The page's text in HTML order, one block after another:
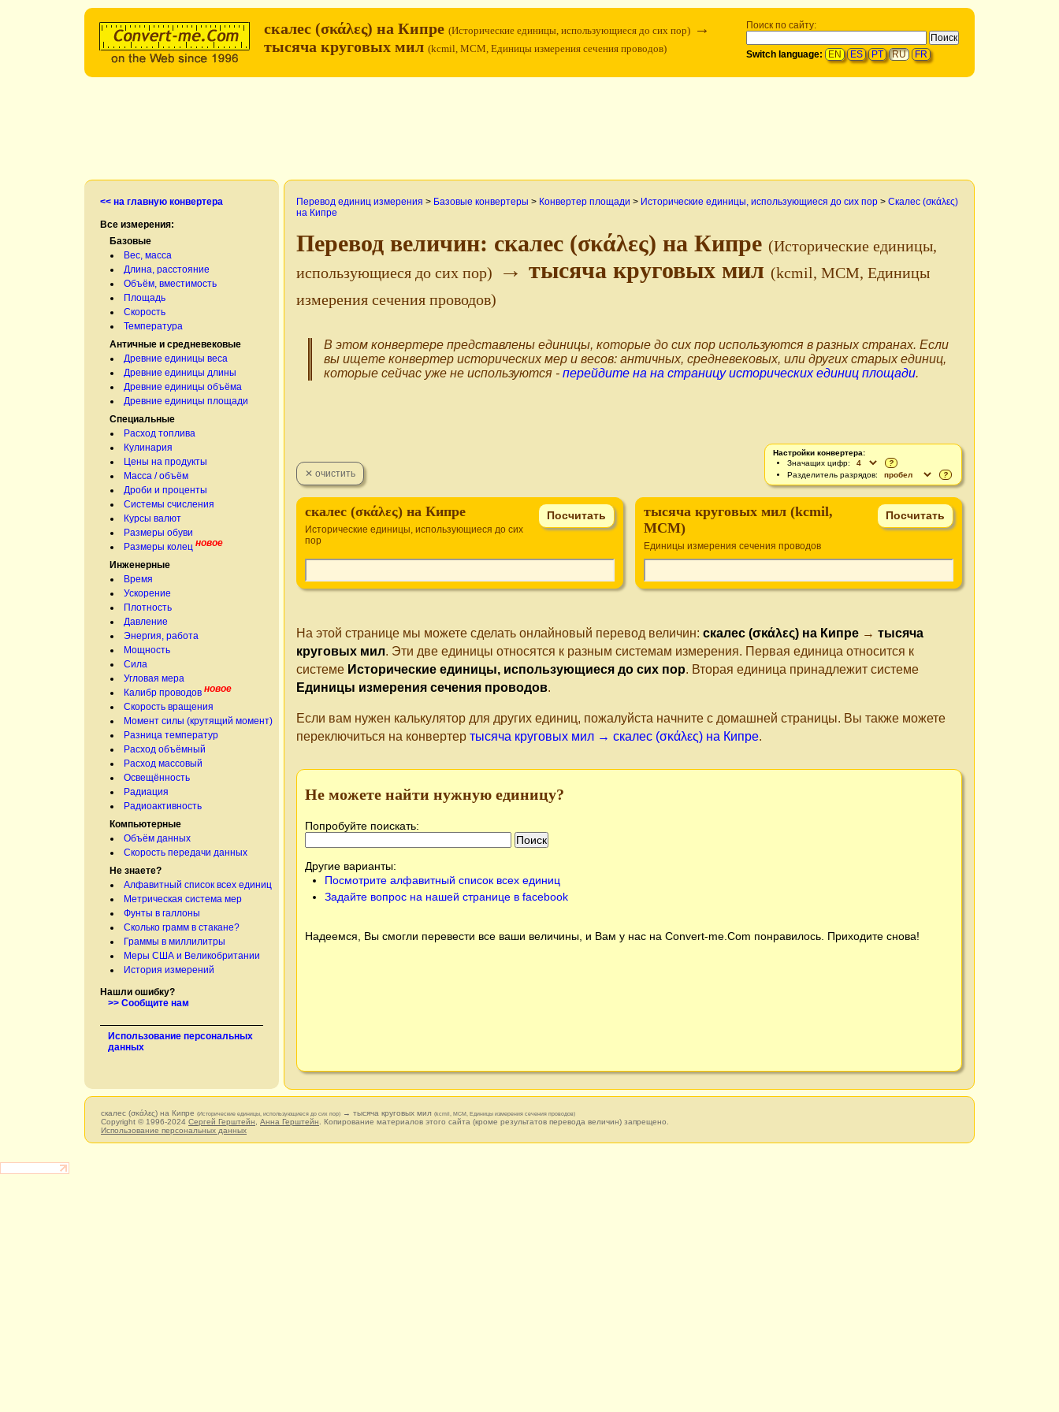
Поиск по сайту:
Switch language: EN ES PT RU FR
скалес (σκάλες) на Кипре (Исторические единицы, использующиеся до сих пор) →
тысяча круговых мил (kcmil, MCM, Единицы измерения сечения проводов)
<< на главную конвертера
Все измерения:
Базовые
Вес, масса
Длина, расстояние
Объём, вместимость
Площадь
Скорость
Температура
Античные и средневековые
Древние единицы веса
Древние единицы длины
Древние единицы объёма
Древние единицы площади
Специальные
Расход топлива
Кулинария
Цены на продукты
Масса / объём
Дроби и проценты
Системы счисления
Курсы валют
Размеры обуви
Размеры колец новое
Инженерные
Время
Ускорение
Плотность
Давление
Энергия, работа
Мощность
Сила
Угловая мера
Калибр проводов новое
Скорость вращения
Момент силы (крутящий момент)
Разница температур
Расход объёмный
Расход массовый
Освещённость
Радиация
Радиоактивность
Компьютерные
Объём данных
Скорость передачи данных
Не знаете?
Алфавитный список всех единиц
Метрическая система мер
Фунты в галлоны
Сколько грамм в стакане?
Граммы в миллилитры
Меры США и Великобритании
История измерений
Нашли ошибку?
>> Сообщите нам
Использование персональных
данных
Перевод единиц измерения > Базовые конвертеры > Конвертер площади > Исторические единицы, использующиеся до сих пор > Скалес (σκάλες)
на Кипре
Перевод величин: скалес (σκάλες) на Кипре (Исторические единицы,
использующиеся до сих пор)
→ тысяча круговых мил (kcmil, MCM, Единицы
измерения сечения проводов)
В этом конвертере представлены единицы, которые до сих пор используются в разных странах. Если
вы ищете конвертер исторических мер и весов: античных, средневековых, или других старых единиц,
которые сейчас уже не используются - перейдите на на страницу исторических единиц площади.
Настройки конвертера:
Значащих цифр:
?
Разделитель разрядов:
?
скалес (σκάλες) на Кипре
Исторические единицы, использующиеся до сих
пор
тысяча круговых мил (kcmil,
MCM)
Единицы измерения сечения проводов
На этой странице мы можете сделать онлайновый перевод величин: скалес (σκάλες) на Кипре → тысяча
круговых мил. Эти две единицы относятся к разным системам измерения. Первая единица относится к
системе Исторические единицы, использующиеся до сих пор. Вторая единица принадлежит системе
Единицы измерения сечения проводов.
Если вам нужен калькулятор для других единиц, пожалуйста начните с домашней страницы. Вы также можете
переключиться на конвертер тысяча круговых мил → скалес (σκάλες) на Кипре.
Не можете найти нужную единицу?
Попробуйте поискать:
Другие варианты:
Посмотрите алфавитный список всех единиц
Задайте вопрос на нашей странице в facebook
Надеемся, Вы смогли перевести все ваши величины, и Вам у нас на Convert-me.Com понравилось. Приходите снова!
скалес (σκάλες) на Кипре (Исторические единицы, использующиеся до сих пор) → тысяча круговых мил (kcmil, MCM, Единицы измерения сечения проводов)
Copyright © 1996-2024 Сергей Герштейн Анна Герштейн . Копирование материалов этого сайта (кроме результатов перевода величин) запрещено.
Использование персональных данных